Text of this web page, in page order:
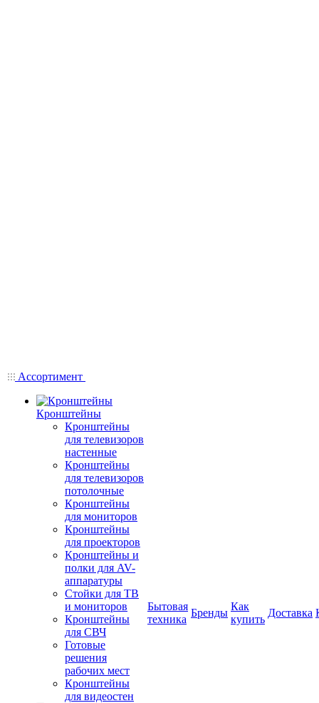
Ассортимент
Кронштейны
Кронштейны
для телевизоров
настенные
Кронштейны
для телевизоров
потолочные
Кронштейны
для мониторов
Кронштейны
для проекторов
Кронштейны и
полки для AV-
аппаратуры
Стойки для ТВ
и мониторов
Кронштейны
для СВЧ
Готовые
решения
рабочих мест
Кронштейны
для видеостен
Бытовая
техника
Бренды
Как
купить
Доставка